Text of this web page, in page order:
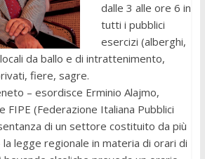
dalle 3 alle ore 6 in
tutti i pubblici
esercizi (alberghi,
da ballo e di intrattenimento,
fiere, sagre.
– esordisce Erminio Alajmo,
FIPE (Federazione Italiana Pubblici
di un settore costituito da più
legge regionale in materia di orari di